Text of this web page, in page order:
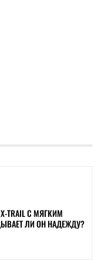
TRAIL С МЯГКИМ
ЛИ ОН НАДЕЖДУ?